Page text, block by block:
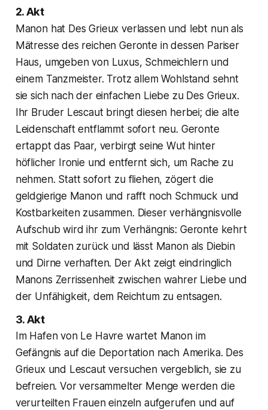
2. Akt
Manon hat Des Grieux verlassen und lebt nun als
Mätresse des reichen Geronte in dessen Pariser
Haus, umgeben von Luxus, Schmeichlern und
einem Tanzmeister. Trotz allem Wohlstand sehnt
sie sich nach der einfachen Liebe zu Des Grieux.
Ihr Bruder Lescaut bringt diesen herbei; die alte
Leidenschaft entflammt sofort neu. Geronte
ertappt das Paar, verbirgt seine Wut hinter
höflicher Ironie und entfernt sich, um Rache zu
nehmen. Statt sofort zu fliehen, zögert die
geldgierige Manon und rafft noch Schmuck und
Kostbarkeiten zusammen. Dieser verhängnisvolle
Aufschub wird ihr zum Verhängnis: Geronte kehrt
mit Soldaten zurück und lässt Manon als Diebin
und Dirne verhaften. Der Akt zeigt eindringlich
Manons Zerrissenheit zwischen wahrer Liebe und
der Unfähigkeit, dem Reichtum zu entsagen.
3. Akt
Im Hafen von Le Havre wartet Manon im
Gefängnis auf die Deportation nach Amerika. Des
Grieux und Lescaut versuchen vergeblich, sie zu
befreien. Vor versammelter Menge werden die
verurteilten Frauen einzeln aufgerufen und auf